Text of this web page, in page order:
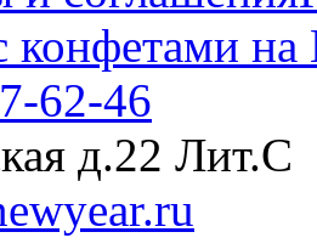
конфетами
62-46
д.22 Лит.С